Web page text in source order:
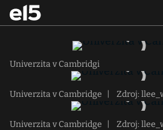
Univerzita v Cambridgi
Univerzita v Cambridge Zdroj:
Univerzita v Cambridge Zdroj: